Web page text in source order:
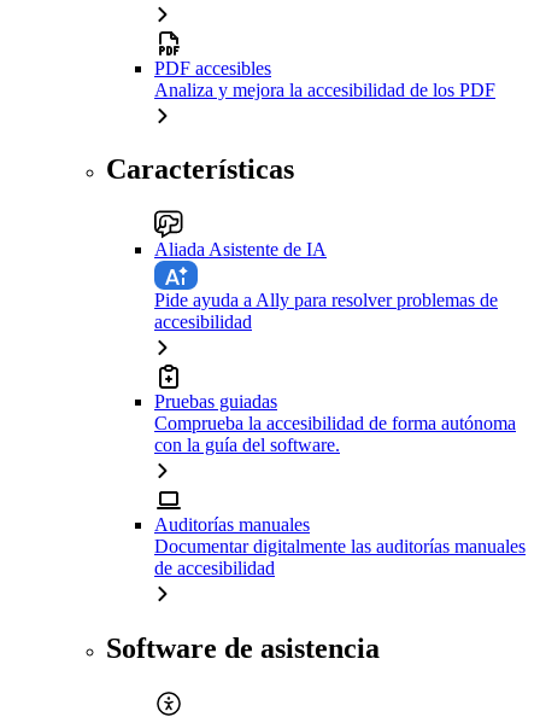
PDF accesibles
Analiza y mejora la accesibilidad de los PDF
Características
Aliada Asistente de IA
Pide ayuda a Ally para resolver problemas de
accesibilidad
Pruebas guiadas
Comprueba la accesibilidad de forma autónoma
con la guía del software.
Auditorías manuales
Documentar digitalmente las auditorías manuales
de accesibilidad
Software de asistencia